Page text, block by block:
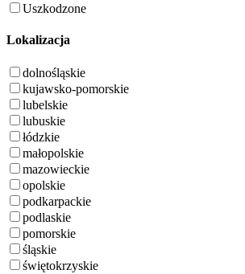
Uszkodzone
Lokalizacja
dolnośląskie
kujawsko-pomorskie
lubelskie
lubuskie
łódzkie
małopolskie
mazowieckie
opolskie
podkarpackie
podlaskie
pomorskie
śląskie
świętokrzyskie